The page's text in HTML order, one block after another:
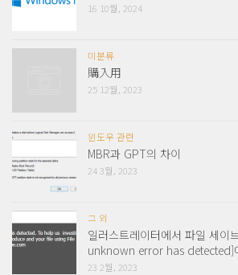
16 10월, 2024
미분류
購入用
25 12월, 2023
윈도우 관련
MBR과 GPT의 차이
24 3월, 2023
그 외
일러스트레이터에서 파일 세
unknown error has detected]
23 2월, 2023